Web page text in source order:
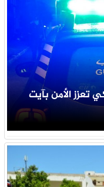
تعزز الأمن بآيت